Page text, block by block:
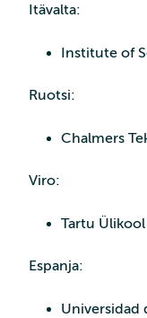
Itävalta:
Institute of
Ruotsi:
Chalmers
Viro:
Tartu Ülikool
Espanja:
Universidad